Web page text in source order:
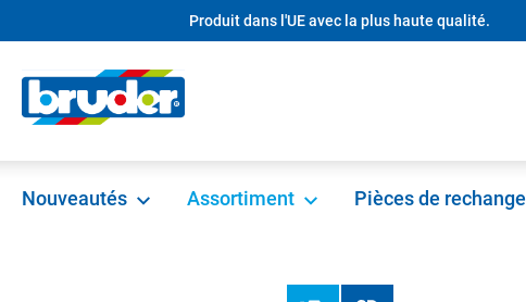
Passer à la navigation principale
Produit dans l'UE avec la plus haute qualité.
Nouveautés Assortiment Pièces de rechange